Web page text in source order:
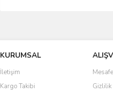
Ürün resmi kalitesiz, bozuk
Ürün açıklamasında eksik
Ürün bilgilerinde hatalar
KURUMSAL
İletişim
Kargo Takibi